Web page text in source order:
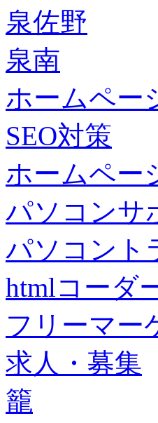
泉佐野
泉南
ホームペー
SEO対策
ホームペー
パソコンサ
パソコント
htmlコーダ
フリーマー
求人・募集
籠